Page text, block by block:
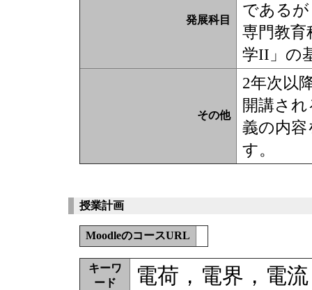
発展科目
である
専門教育
学II」の
その他
2年次以
開講さ
義の内
す。
授業計画
MoodleのコースURL
キーワ
ード
電荷，電界，電